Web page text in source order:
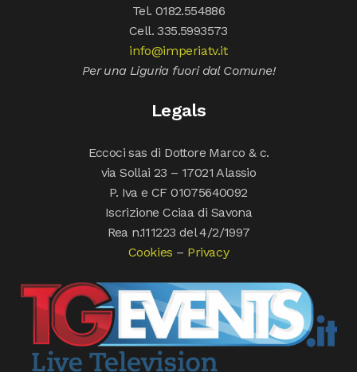
Tel. 0182.554886
Cell. 335.5993573
info@imperiatv.it
Per una Liguria fuori dal Comune!
Legals
Eccoci sas di Dottore Marco & c.
via Sollai 23 – 17021 Alassio
P. Iva e CF 01075640092
Iscrizione Cciaa di Savona
Rea n.111223 del 4/2/1997
Cookies – Privacy